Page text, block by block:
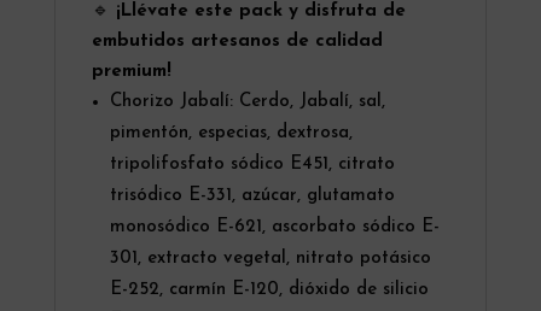
🔹 ¡Llévate este pack y disfruta de
embutidos artesanos de calidad
premium!
Chorizo Jabalí: Cerdo, Jabalí, sal,
pimentón, especias, dextrosa,
tripolifosfato sódico E451, citrato
trisódico E-331, azúcar, glutamato
monosódico E-621, ascorbato sódico E-
301, extracto vegetal, nitrato potásico
E-252, carmín E-120, dióxido de silicio